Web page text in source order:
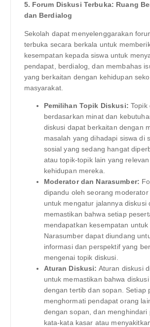
5. Forum Diskusi Terbuka: Ruang
dan Berdialog
Sekolah dapat menyelenggarakan
terbuka secara berkala untuk
kesempatan kepada siswa untuk
pendapat, berdialog, dan membahas
yang berkaitan dengan kehidupan
masyarakat.
Pemilihan Topik Diskusi: Topik
berdasarkan minat dan
diskusi dapat berkaitan dengan
masalah yang dihadapi siswa di
sosial yang sedang hangat
atau topik-topik lain yang
kehidupan mereka.
Moderator dan Narasumber:
dipandu oleh seorang
untuk mengatur jalannya diskusi
memastikan bahwa setiap
mendapatkan kesempatan untuk
Narasumber dapat diundang
informasi dan perspektif yang
mengenai topik diskusi.
Aturan Diskusi: Aturan diskusi
untuk memastikan bahwa
dengan tertib dan sopan. Setiap
menghormati pendapat orang
dengan sopan, dan menghindari
kata-kata kasar atau